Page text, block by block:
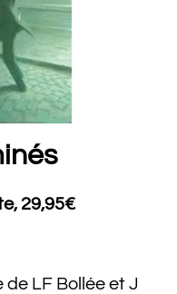
29,95€
LF Bollée et J